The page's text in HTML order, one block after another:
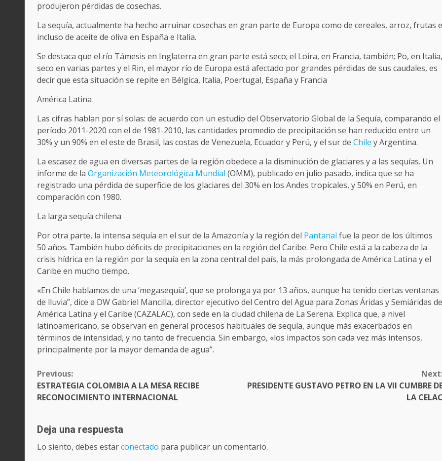
produjeron pérdidas de cosechas.
La sequía, actualmente ha hecho arruinar cosechas en gran parte de Europa como de cereales, arroz, frutas e
incluso de aceite de oliva en España e Italia.
Se destaca que el río Támesis en Inglaterra en gran parte está seco; el Loira, en Francia, también; Po, en Italia,
seco en varias partes y el Rin, el mayor río de Europa está afectado por grandes pérdidas de sus caudales, es
decir que esta situación se repite en Bélgica, Italia, Poertugal, España y Francia
América Latina
Las cifras hablan por sí solas: de acuerdo con un estudio del Observatorio Global de la Sequía, comparando el
período 2011-2020 con el de 1981-2010, las cantidades promedio de precipitación se han reducido entre un
30% y un 90% en el este de Brasil, las costas de Venezuela, Ecuador y Perú, y el sur de Chile y Argentina.
La escasez de agua en diversas partes de la región obedece a la disminución de glaciares y a las sequías. Un
informe de la Organización Meteorológica Mundial (OMM), publicado en julio pasado, indica que se ha
registrado una pérdida de superficie de los glaciares del 30% en los Andes tropicales, y 50% en Perú, en
comparación con 1980.
La larga sequía chilena
Por otra parte, la intensa sequía en el sur de la Amazonía y la región del Pantanal fue la peor de los últimos
50 años. También hubo déficits de precipitaciones en la región del Caribe. Pero Chile está a la cabeza de la
crisis hídrica en la región por la sequía en la zona central del país, la más prolongada de América Latina y el
Caribe en mucho tiempo.
«En Chile hablamos de una ‘megasequía’, que se prolonga ya por 13 años, aunque ha tenido ciertas ventanas
de lluvia”, dice a DW Gabriel Mancilla, director ejecutivo del Centro del Agua para Zonas Áridas y Semiáridas de
América Latina y el Caribe (CAZALAC), con sede en la ciudad chilena de La Serena. Explica que, a nivel
latinoamericano, se observan en general procesos habituales de sequía, aunque más exacerbados en
términos de intensidad, y no tanto de frecuencia. Sin embargo, «los impactos son cada vez más intensos,
principalmente por la mayor demanda de agua”.
CONTINUE
READING
Previous:
ESTRATEGIA COLOMBIA A LA MESA RECIBE
RECONOCIMIENTO INTERNACIONAL
PRESIDENTE GUSTAVO PETRO EN LA VII CUMBRE
LA
Deja una respuesta
Lo siento, debes estarconectado para publicar un comentario.